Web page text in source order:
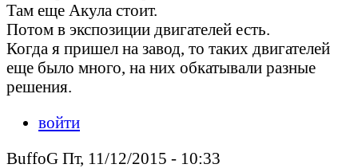
Там еще Акула стоит.
Потом в экспозиции двигателей есть.
Когда я пришел на завод, то таких двигателей
еще было много, на них обкатывали разные
решения.
войти
BuffoG Пт, 11/12/2015 - 10:33